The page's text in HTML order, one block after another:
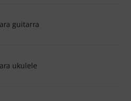
guitarra
ukulele